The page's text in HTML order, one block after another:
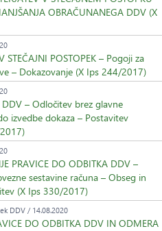
OBRAČUNANEGA DDV (X
STEČAJNI POSTOPEK – Pogoji za
– Dokazovanje (X Ips 244/2017)
DDV – Odločitev brez glavne
izvedbe dokaza – Postavitev
PRAVICE DO ODBITKA DDV –
sestavine računa – Obseg in
(X Ips 330/2017)
DDV / 14.08.2020
DO ODBITKA DDV IN ODMERA